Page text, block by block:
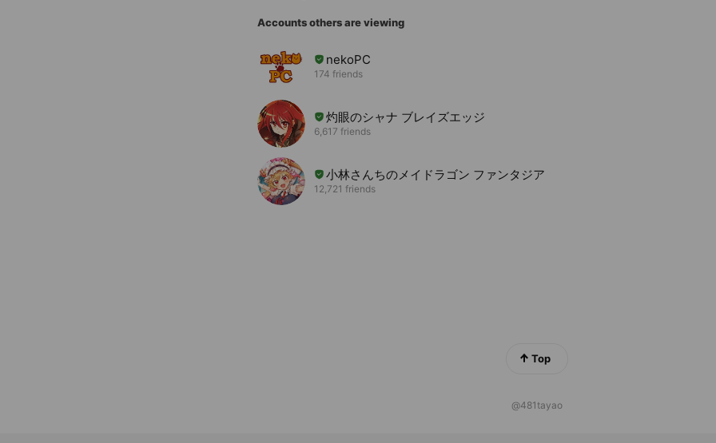
Accounts others are viewing
nekoPC
174 friends
灼眼のシャナ ブレイズエッジ
6,617 friends
小林さんちのメイドラゴン ファンタジア
12,721 friends
Top
@481tayao